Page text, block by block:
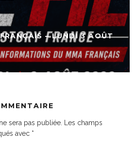
– LUNDI 3 AOÛT
sera pas publiée.
Les champs
avec *